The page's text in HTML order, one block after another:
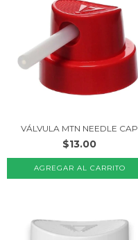
VÁLVULA MTN NEEDLE CAP
$13.00